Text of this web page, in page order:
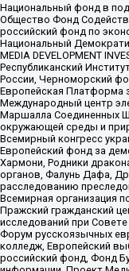
Национальный фонд в
Общество Фонд
российский фонд по
Национальный
MEDIA DEVELOPMENT
Республиканский
России, Черноморский
Европейская Платформа
Международный центр
Маршалла Соединенных
окружающей среды и
Всемирный конгресс
Европейский фонд за
Хармони, Родники
органов, Фалунь Дафа,
расследованию
Всемирная организация
Пражский гражданский
исследований при
Форум русскоязычных
колледж, Европейский
российский фонд, Фонд